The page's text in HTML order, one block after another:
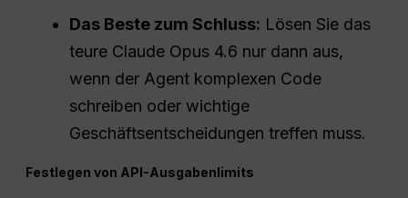
Das Beste zum Schluss: Lösen Sie das
teure Claude Opus 4.6 nur dann aus,
wenn der Agent komplexen Code
schreiben oder wichtige
Geschäftsentscheidungen treffen muss.
Festlegen von API-Ausgabenlimits